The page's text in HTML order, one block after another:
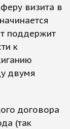
визита в
поддержит
к
двумя
договора
(так